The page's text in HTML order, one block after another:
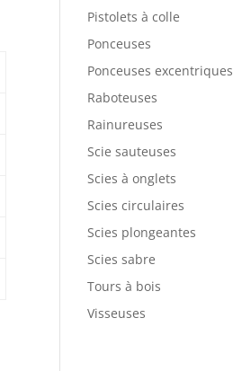
Pistolets à colle
Ponceuses
Ponceuses excentriques
Raboteuses
Rainureuses
Scie sauteuses
Scies à onglets
Scies circulaires
Scies plongeantes
Scies sabre
Tours à bois
Visseuses